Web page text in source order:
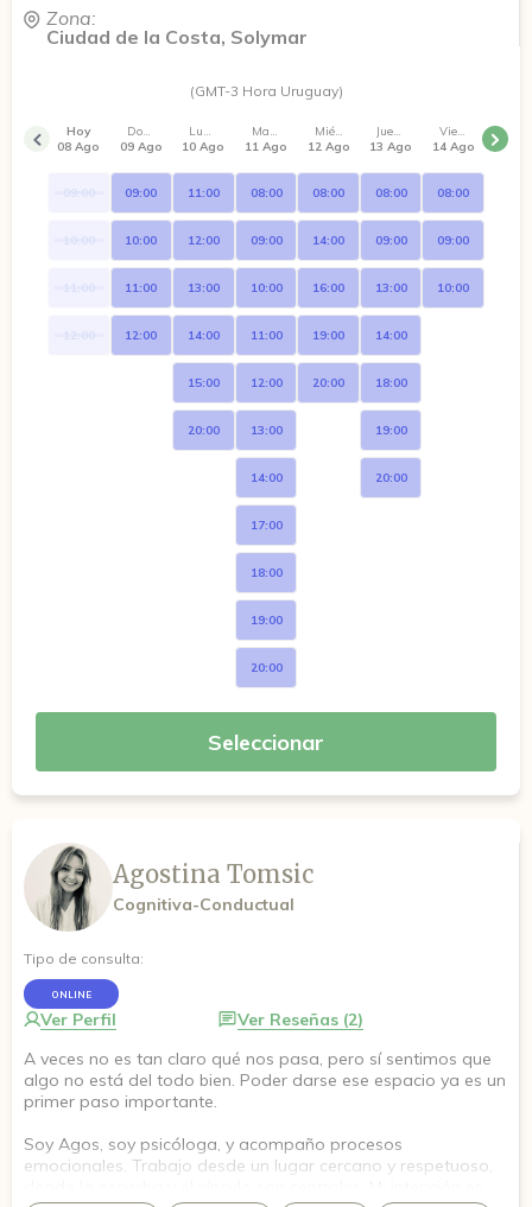
Zona:
Ciudad de la Costa, Solymar
(GMT-3 Hora Uruguay)
Hoy
08 Ago
Domingo
09 Ago
09:00
10:00
11:00
12:00
Lunes
10 Ago
11:00
12:00
13:00
14:00
15:00
20:00
Martes
11 Ago
08:00
09:00
10:00
11:00
12:00
13:00
14:00
17:00
18:00
19:00
20:00
Miércoles
12 Ago
08:00
14:00
16:00
19:00
20:00
Jueves
13 Ago
08:00
09:00
13:00
14:00
18:00
19:00
20:00
Viernes
14 Ago
08:00
09:00
10:00
Seleccionar
Agostina Tomsic
Cognitiva-Conductual
Tipo de consulta:
ONLINE
Ver Perfil
Ver Reseñas (2)
A veces no es tan claro qué nos pasa, pero sí sentimos que
algo no está del todo bien. Poder darse ese espacio ya es un
primer paso importante.
Soy Agos, soy psicóloga, y acompaño procesos
emocionales. Trabajo desde un lugar cercano y respetuoso,